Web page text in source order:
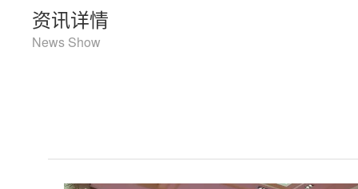
资讯详情
News Show